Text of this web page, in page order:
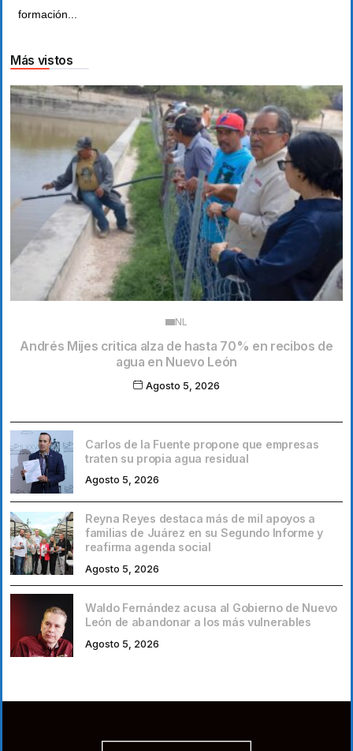
formación...
Más vistos
NL
Andrés Mijes critica alza de hasta 70% en recibos de
agua en Nuevo León
Agosto 5, 2026
Carlos de la Fuente propone que empresas
traten su propia agua residual
Agosto 5, 2026
Reyna Reyes destaca más de mil apoyos a
familias de Juárez en su Segundo Informe y
reafirma agenda social
Agosto 5, 2026
Waldo Fernández acusa al Gobierno de Nuevo
León de abandonar a los más vulnerables
Agosto 5, 2026